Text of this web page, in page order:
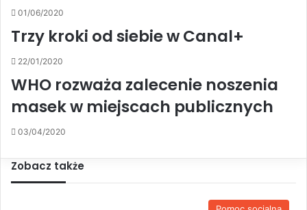
01/06/2020
Trzy kroki od siebie w Canal+
22/01/2020
WHO rozważa zalecenie noszenia
masek w miejscach publicznych
03/04/2020
Zobacz także
C